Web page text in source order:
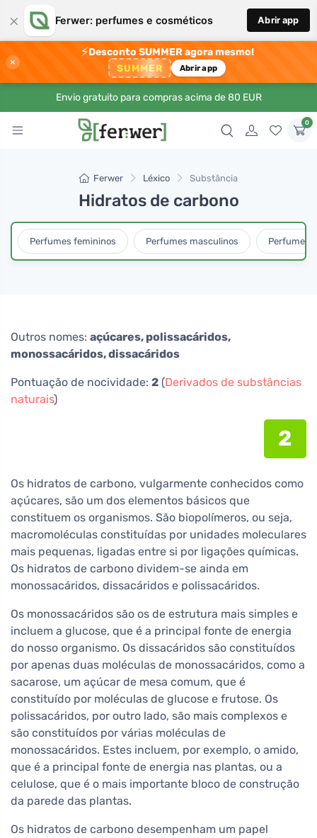
× Ferwer: perfumes e cosméticos Abrir app
×
⚡Desconto SUMMER agora mesmo!
SUMMER Abrir app
Envio gratuito para compras acima de 80 EUR
0
Ferwer Léxico Substância
Hidratos de carbono
Perfumes femininos Perfumes masculinos Perfumes
Outros nomes: açúcares, polissacáridos,
monossacáridos, dissacáridos
Pontuação de nocividade: 2 (Derivados de substâncias
naturais)
2
Os hidratos de carbono, vulgarmente conhecidos como
açúcares, são um dos elementos básicos que
constituem os organismos. São biopolímeros, ou seja,
macromoléculas constituídas por unidades moleculares
mais pequenas, ligadas entre si por ligações químicas.
Os hidratos de carbono dividem-se ainda em
monossacáridos, dissacáridos e polissacáridos.
Os monossacáridos são os de estrutura mais simples e
incluem a glucose, que é a principal fonte de energia
do nosso organismo. Os dissacáridos são constituídos
por apenas duas moléculas de monossacáridos, como a
sacarose, um açúcar de mesa comum, que é
constituído por moléculas de glucose e frutose. Os
polissacáridos, por outro lado, são mais complexos e
são constituídos por várias moléculas de
monossacáridos. Estes incluem, por exemplo, o amido,
que é a principal fonte de energia nas plantas, ou a
celulose, que é o mais importante bloco de construção
da parede das plantas.
Os hidratos de carbono desempenham um papel